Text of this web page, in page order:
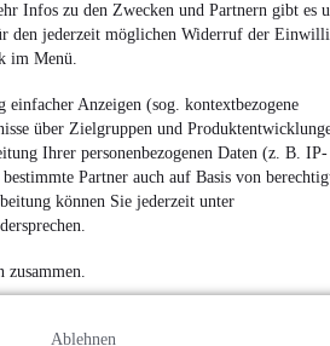
Infos zu den Zwecken und Partnern gibt es
den jederzeit möglichen Widerruf der
im Menü.
einfacher Anzeigen (sog. kontextbezogene
über Zielgruppen und
Ihrer personenbezogenen Daten (z. B. IP-
Partner auch auf Basis von
können Sie jederzeit unter
zusammen.
Ablehnen
(English)
by
,SUVund
mobile.de